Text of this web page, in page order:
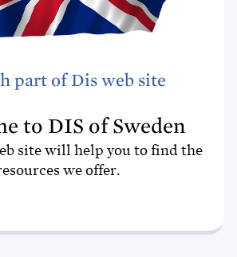
part of Dis web site
to DIS of Sweden
site will help you to find the
we offer.